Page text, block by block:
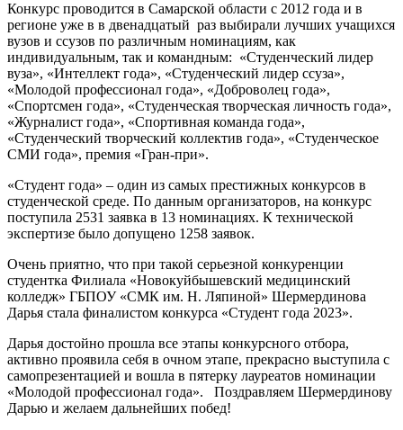
Конкурс проводится в Самарской области с 2012 года и в
регионе уже в в двенадцатый раз выбирали лучших учащихся
вузов и ссузов по различным номинациям, как
индивидуальным, так и командным: «Студенческий лидер
вуза», «Интеллект года», «Студенческий лидер ссуза»,
«Молодой профессионал года», «Доброволец года»,
«Спортсмен года», «Студенческая творческая личность года»,
«Журналист года», «Спортивная команда года»,
«Студенческий творческий коллектив года», «Студенческое
СМИ года», премия «Гран-при».
«Студент года» – один из самых престижных конкурсов в
студенческой среде. По данным организаторов, на конкурс
поступила 2531 заявка в 13 номинациях. К технической
экспертизе было допущено 1258 заявок.
Очень приятно, что при такой серьезной конкуренции
студентка Филиала «Новокуйбышевский медицинский
колледж» ГБПОУ «СМК им. Н. Ляпиной» Шермердинова
Дарья стала финалистом конкурса «Студент года 2023».
Дарья достойно прошла все этапы конкурсного отбора,
активно проявила себя в очном этапе, прекрасно выступила с
самопрезентацией и вошла в пятерку лауреатов номинации
«Молодой профессионал года». Поздравляем Шермердинову
Дарью и желаем дальнейших побед!